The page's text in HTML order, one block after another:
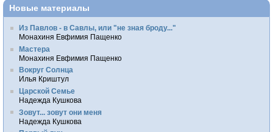
Новые материалы
Из Павлов - в Савлы, или "не зная броду..."
Монахиня Евфимия Пащенко
Мастера
Монахиня Евфимия Пащенко
Вокруг Солнца
Илья Криштул
Царской Семье
Надежда Кушкова
Зовут... зовут они меня
Надежда Кушкова